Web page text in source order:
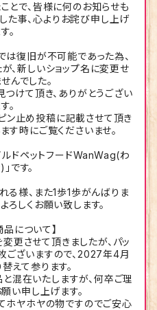
とで、皆様に何のお知らせも
た事、心よりお詫び申し上げ
。
は復旧が不可能であった為、
、新しいショップ名に変更せ
んでした。
けて頂き、ありがとうござい
。
ン止め投稿に記載させて頂き
す時にご覧くださいませ。
ルドペットフードWanWag(わ
です。
る様、また1歩1歩がんばりま
ろしくお願い致します。
品について】
更させて頂きましたが、パッ
ざいますので、2027年4月
えて参ります。
混在いたしますが、何卒ご理
い申し上げます。
ホヤホヤの物ですのでご安心